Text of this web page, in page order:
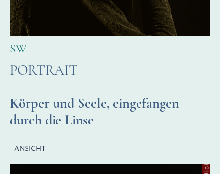
SW
PORTRAIT
Körper und Seele, eingefangen
durch die Linse
ANSICHT